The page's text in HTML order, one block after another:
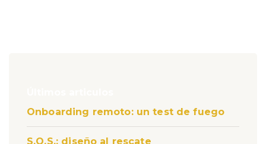
Onboarding remoto: un test de fuego
S.O.S.: diseño al rescate